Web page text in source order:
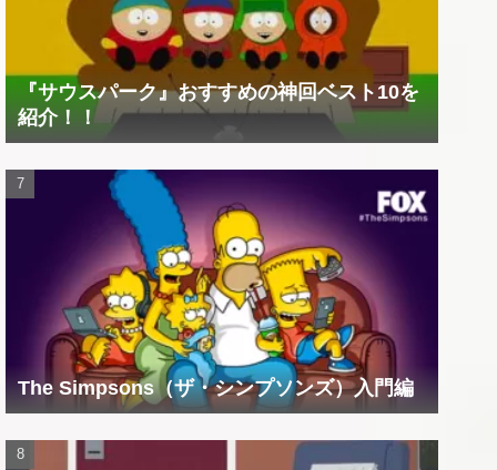
『サウスパーク』おすすめの神回ベスト10を
紹介！！
The Simpsons（ザ・シンプソンズ）入門編